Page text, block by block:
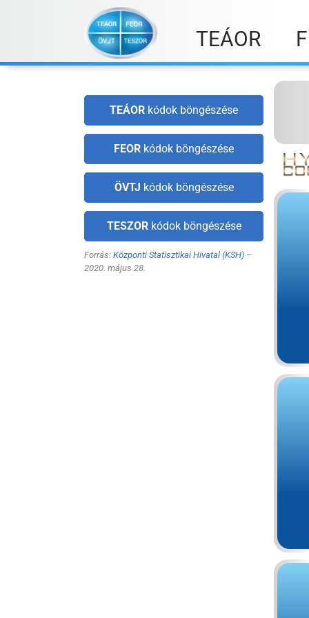
TEÁOR
TEÁOR kódok böngészése
FEOR kódok böngészése
ÖVTJ kódok böngészése
TESZORkódok böngészése
Forrás: Központi Statisztikai Hivatal (KSH) –
2020. május 28.